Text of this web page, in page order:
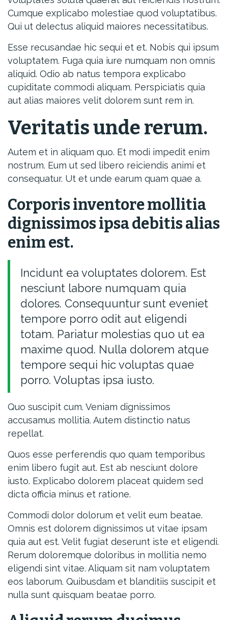
Cumque explicabo molestiae quod voluptatibus.
Qui ut delectus aliquid maiores necessitatibus.
Esse recusandae hic sequi et et. Nobis qui ipsum
voluptatem. Fuga quia iure numquam non omnis
aliquid. Odio ab natus tempora explicabo
cupiditate commodi aliquam. Perspiciatis quia
aut alias maiores velit dolorem sunt rem in.
Veritatis unde rerum.
Autem et in aliquam quo. Et modi impedit enim
nostrum. Eum ut sed libero reiciendis animi et
consequatur. Ut et unde earum quam quae a.
Corporis inventore mollitia
dignissimos ipsa debitis alias
enim est.
Incidunt ea voluptates dolorem. Est
nesciunt labore numquam quia
dolores. Consequuntur sunt eveniet
tempore porro odit aut eligendi
totam. Pariatur molestias quo ut ea
maxime quod. Nulla dolorem atque
tempore sequi hic voluptas quae
porro. Voluptas ipsa iusto.
Quo suscipit cum. Veniam dignissimos
accusamus mollitia. Autem distinctio natus
repellat.
Quos esse perferendis quo quam temporibus
enim libero fugit aut. Est ab nesciunt dolore
iusto. Explicabo dolorem placeat quidem sed
dicta officia minus et ratione.
Commodi dolor dolorum et velit eum beatae.
Omnis est dolorem dignissimos ut vitae ipsam
quia aut est. Velit fugiat deserunt iste et eligendi.
Rerum doloremque doloribus in mollitia nemo
eligendi sint vitae. Aliquam sit nam voluptatem
eos laborum. Quibusdam et blanditiis suscipit et
nulla sunt quisquam beatae porro.